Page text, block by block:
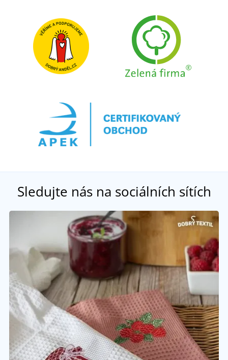
Sledujte nás na sociálních sítích